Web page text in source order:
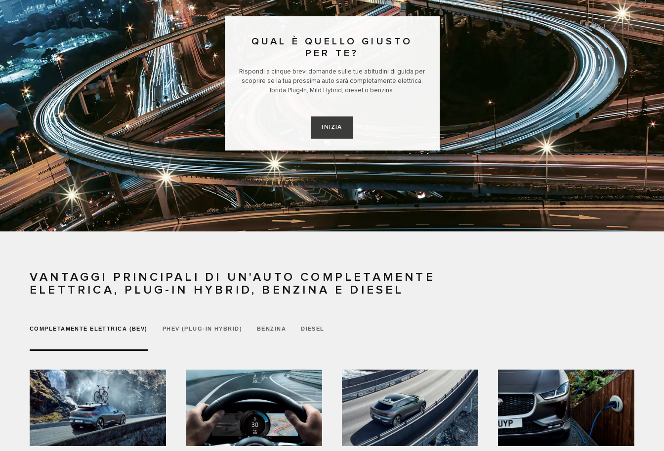
QUAL È QUELLO GIUSTO
PER TE?
Rispondi a cinque brevi domande sulle tue abitudini di guida per
scoprire se la tua prossima auto sarà completamente elettrica,
Ibrida Plug-In, Mild Hybrid, diesel o benzina.
INIZIA
VANTAGGI PRINCIPALI DI UN'AUTO COMPLETAMENTE
ELETTRICA, PLUG-IN HYBRID, BENZINA E DIESEL
COMPLETAMENTE ELETTRICA (BEV) PHEV (PLUG-IN HYBRID) BENZINA DIESEL